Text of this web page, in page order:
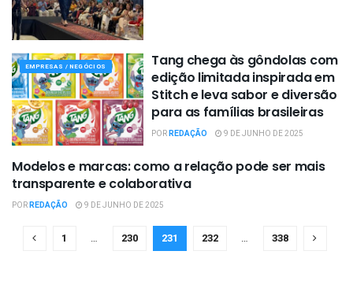
EMPRESAS / NEGÓCIOS
Tang chega às gôndolas com
edição limitada inspirada em
Stitch e leva sabor e diversão
para as famílias brasileiras
PORREDAÇÃO 9 DE JUNHO DE 2025
EMPRESAS / NEGÓCIOS
Modelos e marcas: como a relação pode ser mais
transparente e colaborativa
PORREDAÇÃO 9 DE JUNHO DE 2025
1 … 230 231 232 … 338